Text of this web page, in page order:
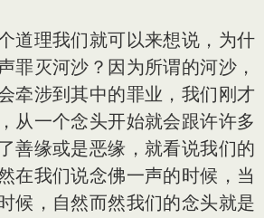
理我们就可以来想说，为什
罪灭河沙？因为所谓的河沙，
牵涉到其中的罪业，我们刚才
从一个念头开始就会跟许许多
善缘或是恶缘，就看说我们的
在我们说念佛一声的时候，当
候，自然而然我们的念头就是